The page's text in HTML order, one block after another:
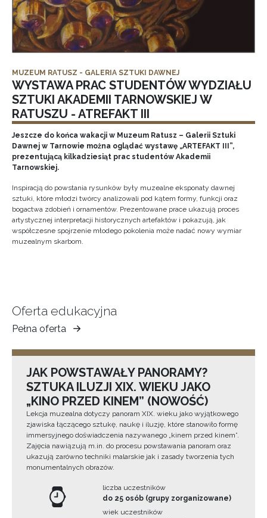
MUZEUM RATUSZ - GALERIA SZTUKI DAWNEJ
WYSTAWA PRAC STUDENTÓW WYDZIAŁU
SZTUKI AKADEMII TARNOWSKIEJ W
RATUSZU - ATREFAKT III
Jeszcze do końca wakacji w Muzeum Ratusz – Galerii Sztuki
Dawnej w Tarnowie można oglądać wystawę „ARTEFAKT III”,
prezentującą kilkadziesiąt prac studentów Akademii
Tarnowskiej.
Inspiracją do powstania rysunków były muzealne eksponaty dawnej
sztuki, które młodzi twórcy analizowali pod kątem formy, funkcji oraz
bogactwa zdobień i ornamentów. Prezentowane prace ukazują proces
artystycznej interpretacji historycznych artefaktów i pokazują, jak
współczesne spojrzenie młodego pokolenia może nadać nowy wymiar
muzealnym skarbom.
Oferta edukacyjna
Pełna oferta
Muzeum
Ziemi
JAK POWSTAWAŁY PANORAMY?
SZTUKA ILUZJI XIX. WIEKU JAKO
„KINO PRZED KINEM” (NOWOŚĆ)
Lekcja muzealna dotyczy panoram XIX. wieku jako wyjątkowego
zjawiska łączącego sztukę, naukę i iluzję, które stanowiło formę
immersyjnego doświadczenia nazywanego „kinem przed kinem”.
Zajęcia nawiązują m.in. do procesu powstawania panoram oraz
ukazują zarówno techniki malarskie jak i zasady tworzenia tych
monumentalnych obrazów.
liczba uczestników
do 25 osób (grupy zorganizowane)
wiek uczestników